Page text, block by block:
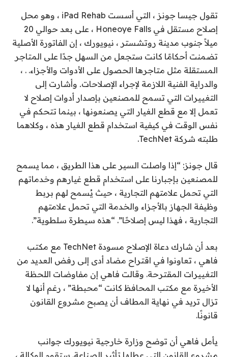
تقول جيسا جونز ، التي أسست iPad Rehab ، وهو محل
إصلاح مستقل في Honeoye Falls ، على بعد حوالي 20
ميلاً جنوب مدينة روتشستر ، نيويورك ، إن الفاتورة الأصلية
تضمنت أحكامًا كانت ستجعل من السهل جدًا على المتاجر
المستقلة مثل متاجرها الحصول على الأدوات والأجزاء. . ،
والدراية الفنية اللازمة لإجراء الإصلاحات. وأشارت إلى
التغييرات التي تسمح للمصنعين بإصدار أدوات إصلاح لا
تعمل إلا مع قطع الغيار التي يصنعونها ، بينما تتحكم في
نفس الوقت في كيفية استخدام قطع الغيار هذه ، وكلاهما
طلبته شركة TechNet.
قال جونز: “إذا واصلت السير على هذا الطريق ، مما يسمح
للمصنعين بإجبارنا على استخدام قطع غيارهم وخدماتهم
التي تحمل علامتهم التجارية ، حيث يُسمح لهم بربط
وظيفة الجهاز بالأجزاء والخدمة التي تحمل علامتهم
التجارية ، فهذا ليس إصلاحًا”. “هذه سيطرة سلطوية”.
بعد أن شارك دعاة الإصلاح مسودة TechNet مع مكتب
فاهي ، تعاونوا في اقتراح مضاد أدى إلى رفض العديد من
التغييرات المقترحة. وقالت فاهي إن مفاوضات اللحظة
الأخيرة مع مكتب المحافظ كانت “محبطة” ، رغم أنها لا
تزال تريد في نهاية المطاف أن يصبح مشروع القانون
قانونًا.
يأمل فاهي أن توضح وزارة خارجية نيويورك جوانب